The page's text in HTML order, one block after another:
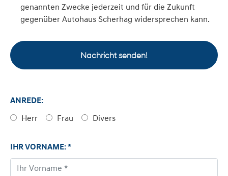
genannten Zwecke jederzeit und für die Zukunft
gegenüber Autohaus Scherhag widersprechen kann.
Nachricht senden!
ANREDE:
Herr
Frau Divers
IHR VORNAME: *